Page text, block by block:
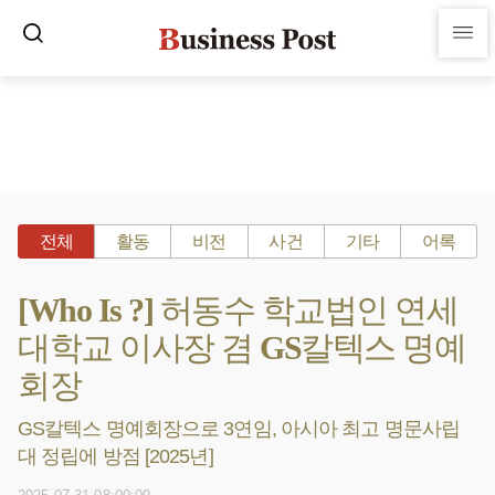
전체 활동 비전 사건 기타 어록
[Who Is ?] 허동수 학교법인 연세
대학교 이사장 겸 GS칼텍스 명예
회장
GS칼텍스 명예회장으로 3연임, 아시아 최고 명문사립
대 정립에 방점 [2025년]